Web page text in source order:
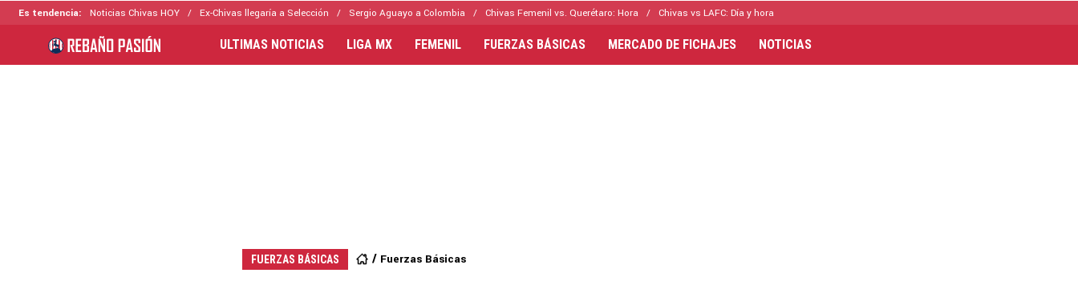
Es tendencia: Noticias Chivas HOY Ex-Chivas llegaría a Selección Sergio Aguayo a Colombia Chivas Femenil vs. Querétaro: Hora Chivas vs LAFC: Día y hora
ULTIMAS NOTICIAS LIGA MX FEMENIL FUERZAS BÁSICAS MERCADO DE FICHAJES NOTICIAS
FUERZAS BÁSICAS Fuerzas Básicas